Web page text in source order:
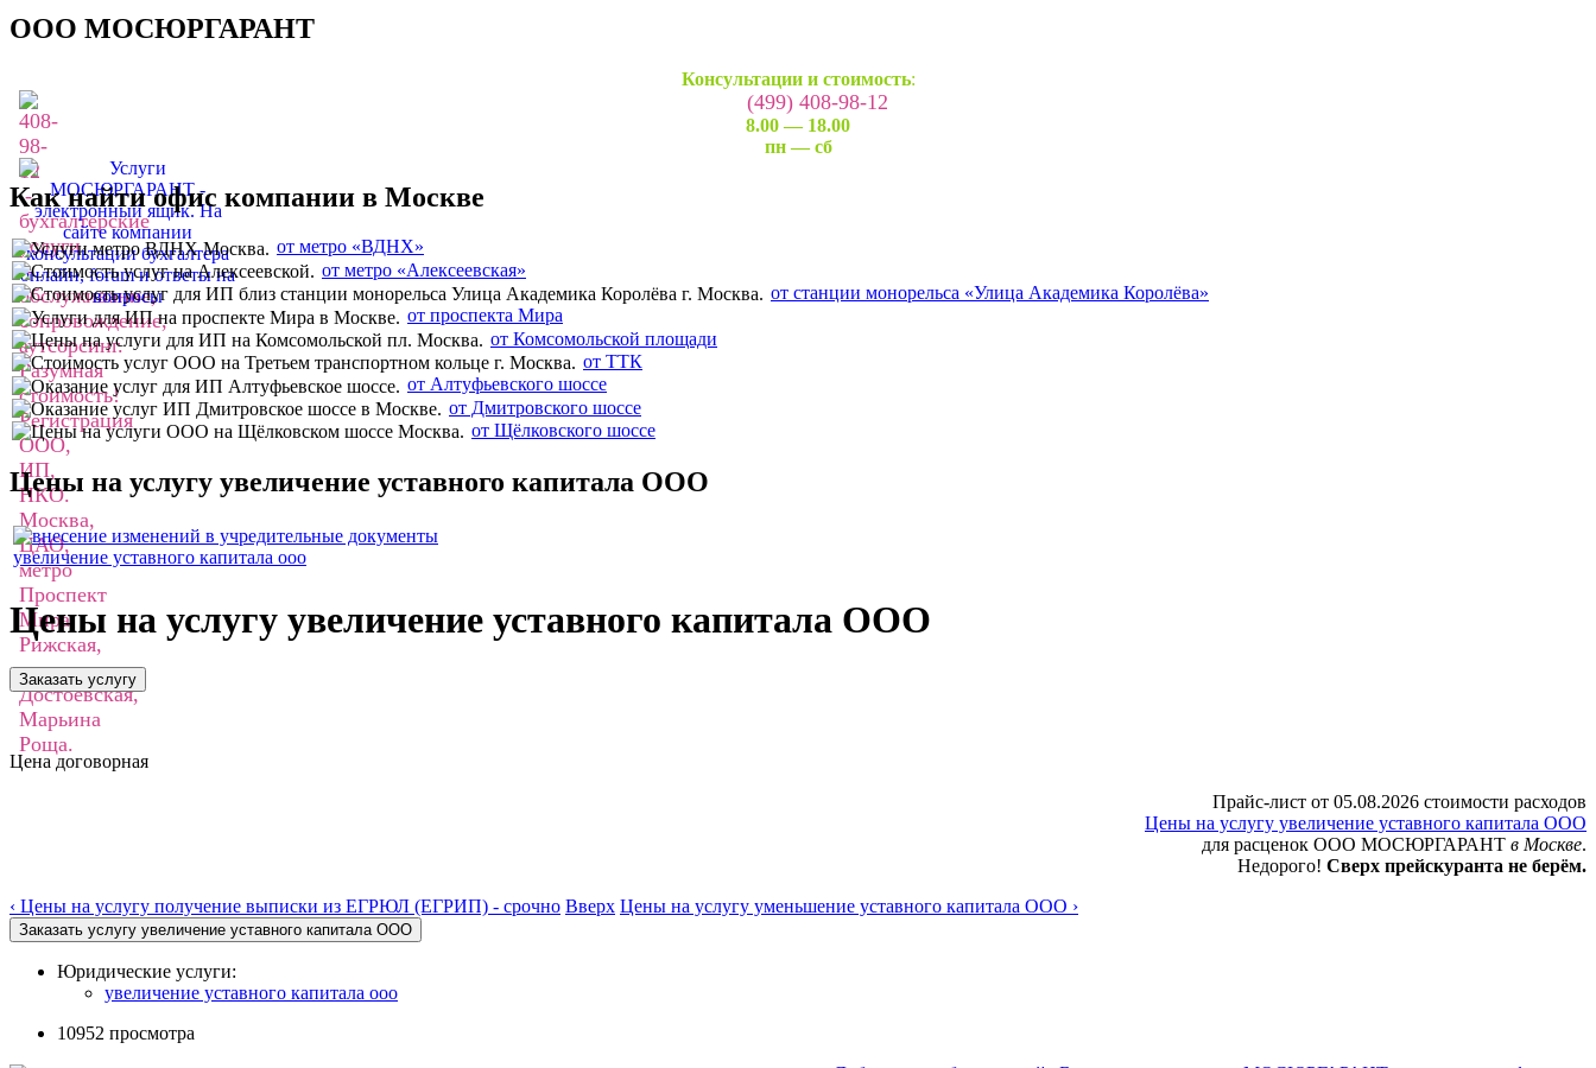
ООО МОСЮРГАРАНТ
Консультации и стоимость:
(499) 408-98-12
8.00 — 18.00
пн — сб
Как найти офис компании в Москве
от метро «ВДНХ»
от метро «Алексеевская»
от станции монорельса «Улица Академика Королёва»
от проспекта Мира
от Комсомольской площади
от ТТК
от Алтуфьевского шоссе
от Дмитровского шоссе
от Щёлковского шоссе
Цены на услугу увеличение уставного капитала ООО
увеличение уставного капитала ооо
Цены на услугу увеличение уставного капитала ООО
Цена договорная
Прайс-лист от 05.08.2026 стоимости расходов
Цены на услугу увеличение уставного капитала ООО
для расценок ООО МОСЮРГАРАНТ в Москве.
Недорого! Сверх прейскуранта не берём.
‹ Цены на услугу получение выписки из ЕГРЮЛ (ЕГРИП) - срочно Вверх Цены на услугу уменьшение уставного капитала ООО ›
Юридические услуги:
увеличение уставного капитала ооо
10952 просмотра